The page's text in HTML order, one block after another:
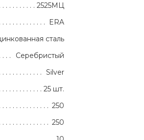
2525МЦ
ERA
сталь
Серебристый
Silver
25 шт.
250
250